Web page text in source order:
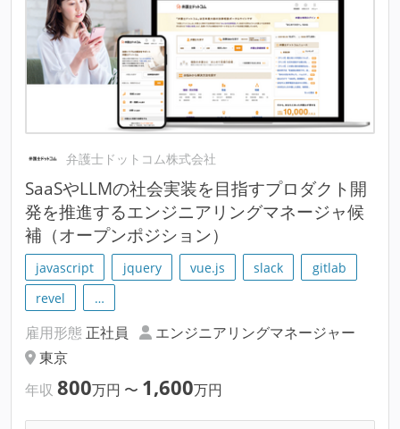
弁護士ドットコム株式会社
SaaSやLLMの社会実装を目指すプロダクト開
発を推進するエンジニアリングマネージャ候
補（オープンポジション）
javascript jquery vue.js slack
gitlab
revel
…
雇用形態 正社員
エンジニアリングマネージャー
東京
年収 800万円 〜 1,600万円